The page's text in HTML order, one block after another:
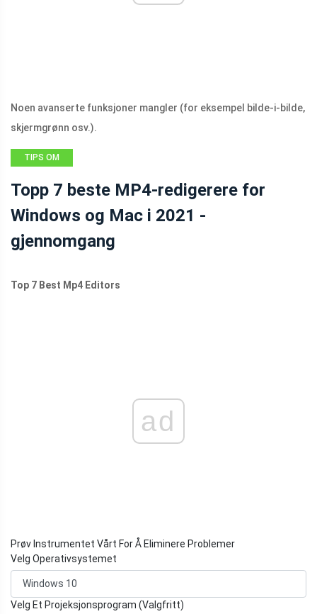
Noen avanserte funksjoner mangler (for eksempel bilde-i-bilde,
skjermgrønn osv.).
TIPS OM
Topp 7 beste MP4-redigerere for
Windows og Mac i 2021 -
gjennomgang
Top 7 Best Mp4 Editors
ad
Prøv Instrumentet Vårt For Å Eliminere Problemer
Velg Operativsystemet
Velg Et Projeksjonsprogram (Valgfritt)